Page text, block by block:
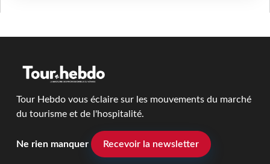
Tour Hebdo vous éclaire sur les mouvements du marché
du tourisme et de l'hospitalité.
Ne rien manquer Recevoir la newsletter